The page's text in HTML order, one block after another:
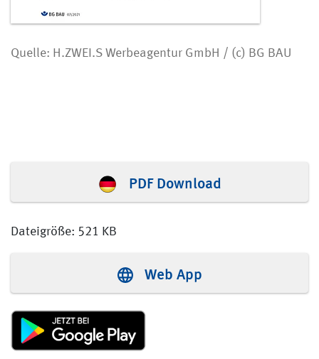
Quelle: H.ZWEI.S Werbeagentur GmbH / (c) BG BAU
PDF Download
Dateigröße: 521 KB
Web App